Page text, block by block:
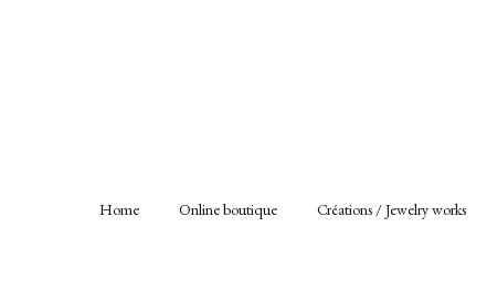
Home Online boutique Créations / Jewelry works